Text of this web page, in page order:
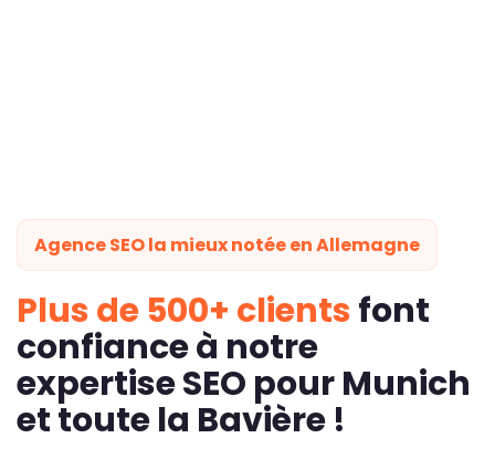
Agence SEO la mieux notée en Allemagne
Plus de 500+ clientsfont
confiance à notre
expertise SEO pour Munich
et toute la Bavière !